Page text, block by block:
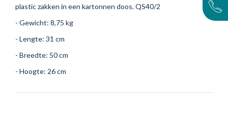
plastic zakken in een kartonnen doos. QS40/2
- Gewicht: 8,75 kg
- Lengte: 31 cm
- Breedte: 50 cm
- Hoogte: 26 cm